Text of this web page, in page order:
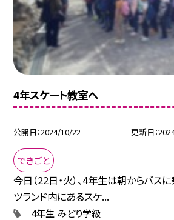
4年スケート教室へ
公開日 2024/10/22 更新日
できごと
今日（22日・火）、4年生は朝からバス
ツランド内にあるスケ...
4年生 みどり学級